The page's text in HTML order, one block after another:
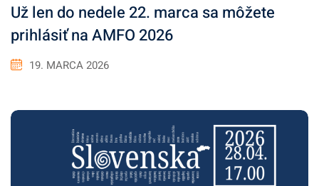
Už len do nedele 22. marca sa môžete
prihlásiť na AMFO 2026
19. MARCA 2026